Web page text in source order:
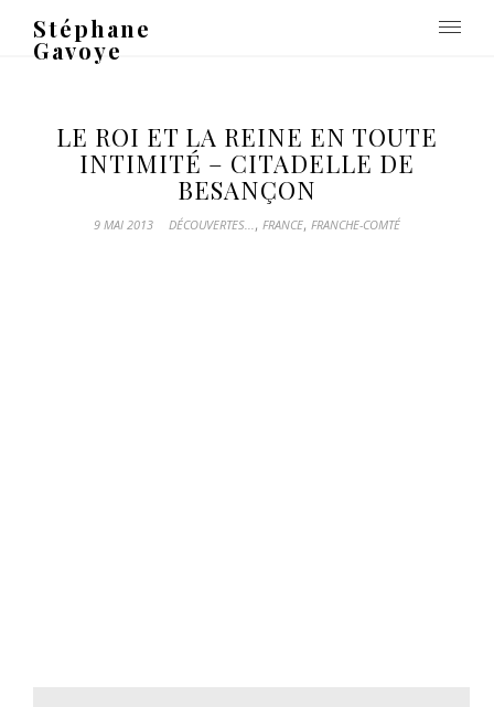
Stéphane
Gavoye
LE ROI ET LA REINE EN TOUTE
INTIMITÉ – CITADELLE DE
BESANÇON
9 MAI 2013 DÉCOUVERTES..., FRANCE, FRANCHE-COMTÉ